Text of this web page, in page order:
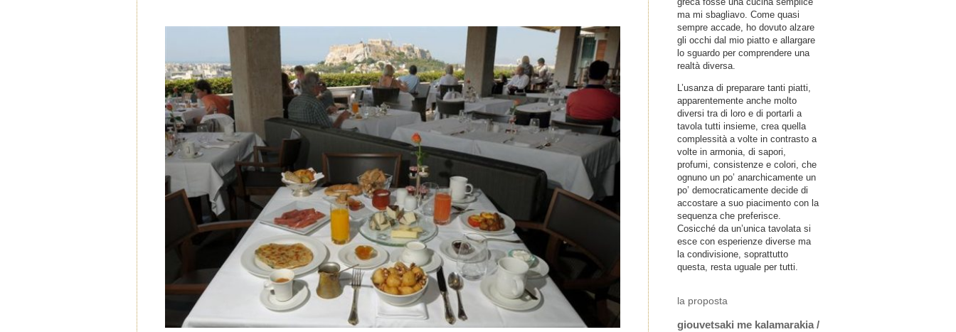
ma mi sbagliavo. Come quasi
sempre accade, ho dovuto alzare
gli occhi dal mio piatto e allargare
lo sguardo per comprendere una
realtà diversa.
L’usanza di preparare tanti piatti,
apparentemente anche molto
diversi tra di loro e di portarli a
tavola tutti insieme, crea quella
complessità a volte in contrasto a
volte in armonia, di sapori,
profumi, consistenze e colori, che
ognuno un po’ anarchicamente un
po’ democraticamente decide di
accostare a suo piacimento con la
sequenza che preferisce.
Cosicché da un’unica tavolata si
esce con esperienze diverse ma
la condivisione, soprattutto
questa, resta uguale per tutti.
la proposta
giouvetsaki me kalamarakia /